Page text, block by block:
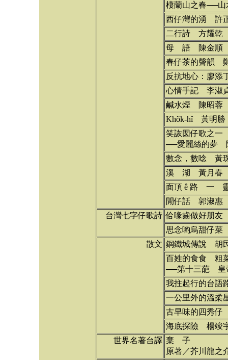
棲蘭山之春──
西仔灣的湧 許
二行詩 方耀乾
母 語 陳金順
春仔茶的聲韻
反抗地心：廖
心情手記 李淑
鹹水煙 陳昭蓉
Khõk-hî 黃明勝
笑詼囡仔歌之一
──愛麗絲的夢
數念，數唸 黃
溪 湖 黃月春
面頂 ê 路 一
閒仔話 郭淑惠
台灣七字仔歌詩 佮喙齒做好朋
思念喲烏甜仔
散文 鋼鐵城傳說 胡
百姓的食食 粗
──第十三葩 皇
我拄起行的台
一公里外的溫
古早味的四秀
海底探險 楊竣
世界名著台譯 棄 子
原著／芥川龍